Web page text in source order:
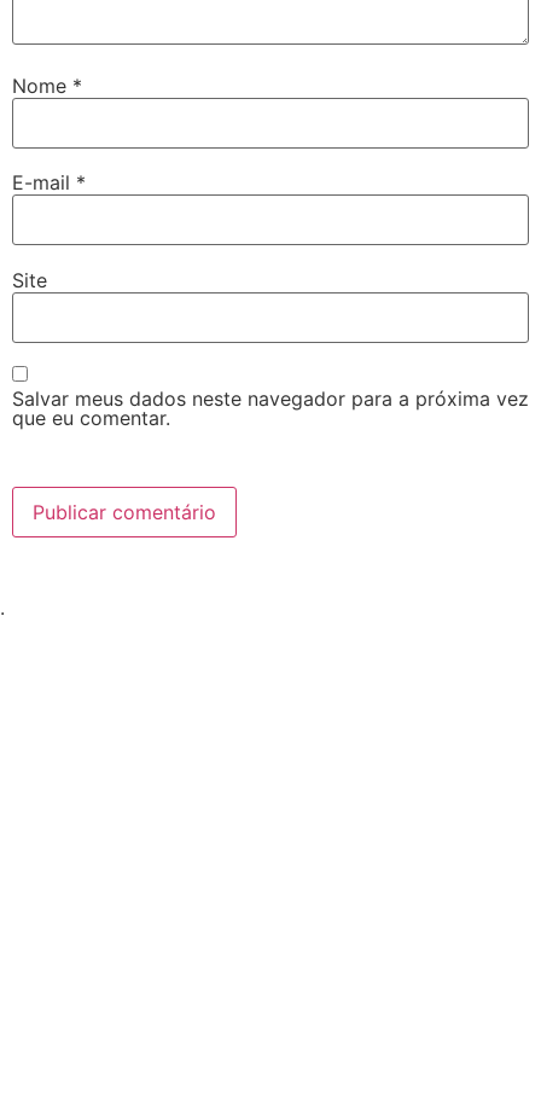
Nome *
E-mail *
Site
Salvar meus dados neste navegador para a próxima vez
que eu comentar.
.